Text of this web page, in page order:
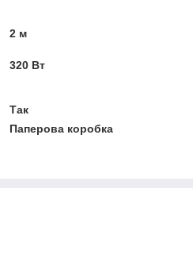
2 м
320 Вт
Так
Паперова коробка